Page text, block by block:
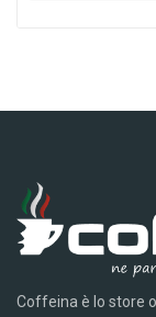
Coffeina è lo store